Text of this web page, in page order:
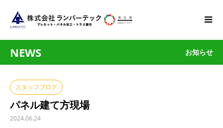
NEWS お知らせ
スタッフブログ
パネル建て方現場
2024.06.24